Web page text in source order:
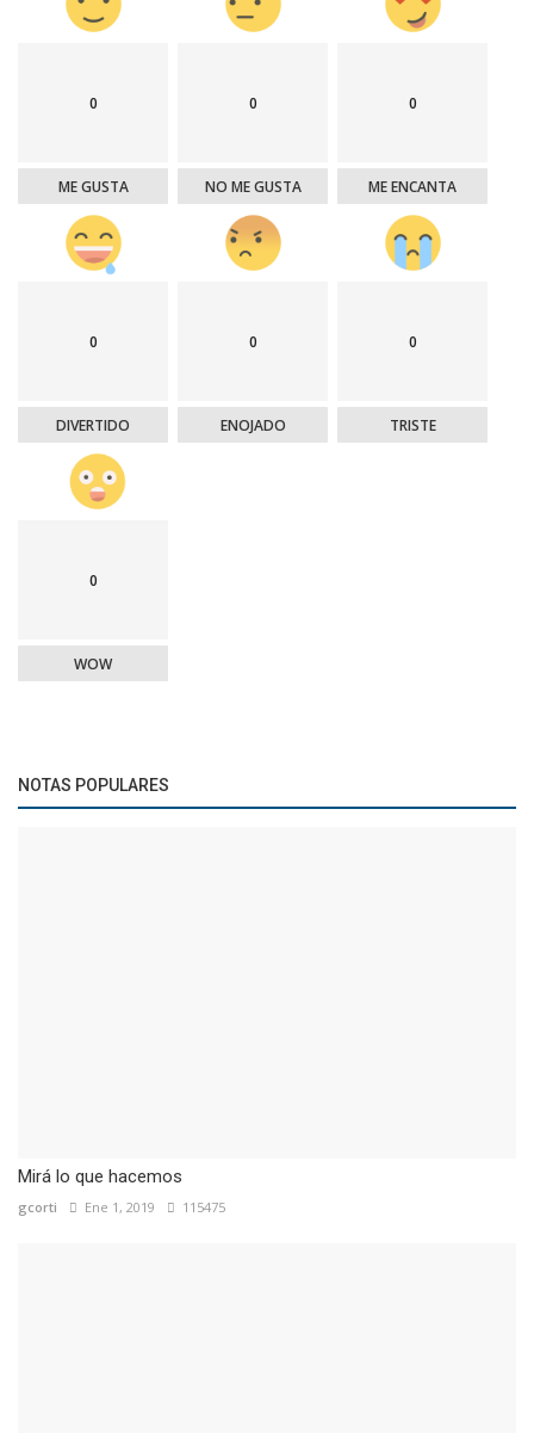
0
ME GUSTA
0
NO ME GUSTA
0
ME ENCANTA
0
DIVERTIDO
0
ENOJADO
0
TRISTE
0
WOW
NOTAS POPULARES
Mirá lo que hacemos
gcorti Ene 1, 2019 115475